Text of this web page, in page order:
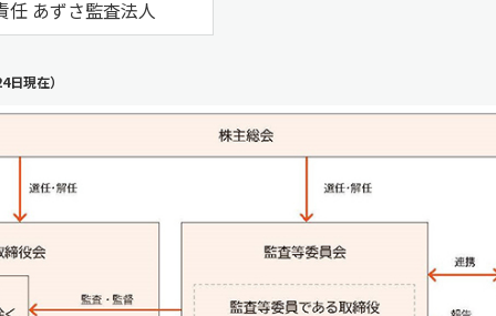
任 あずさ監査法人
現在）